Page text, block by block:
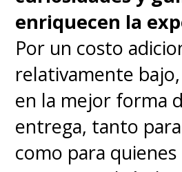
cuando se hizo
campaña para
Cut" de Justice
sorpresa de
no llevaba ni 24
estrenada en
enriquecen la
Por un costo
relativamente
en la mejor forma
entrega, tanto
como para quienes